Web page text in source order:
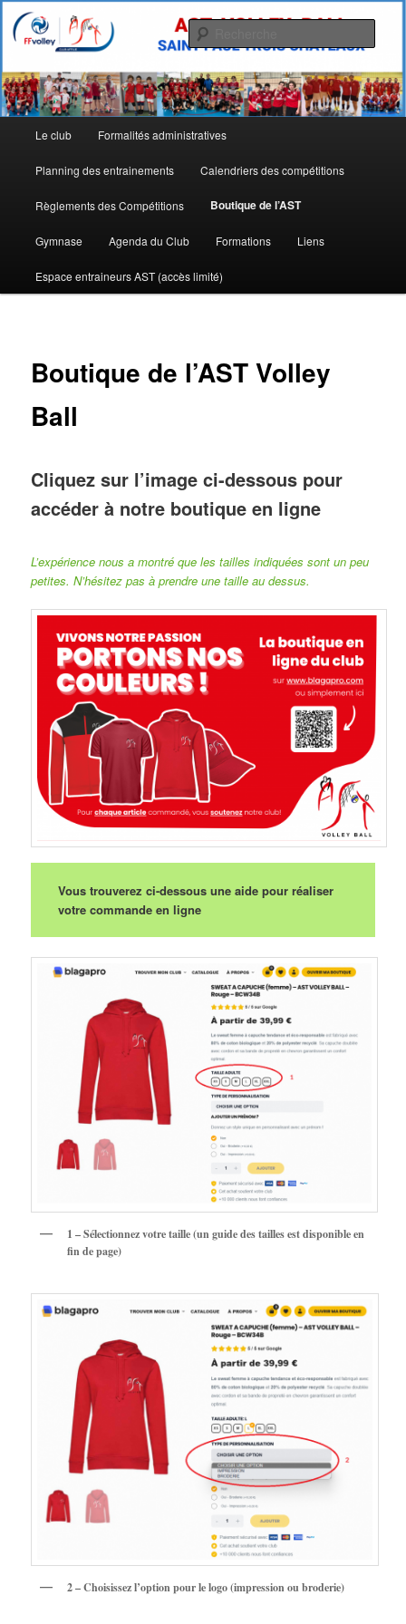
Aller
contenu
Site de l'Association Sportive
Tricastine de Volley Ball
Allez l'AST
principal
Le club Formalités administratives
Planning des entrainements Calendriers des compétitions
Règlements des Compétitions Boutique de l’AST
Gymnase Agenda du Club Formations Liens
Espace entraineurs AST (accès limité)
Boutique de l’AST Volley
Ball
Cliquez sur l’image ci-dessous pour
accéder à notre boutique en ligne
L’expérience nous a montré que les tailles indiquées sont un peu
petites. N’hésitez pas à prendre une taille au dessus.
Vous trouverez ci-dessous une aide pour réaliser
votre commande en ligne
1 – Sélectionnez votre taille (un guide des tailles est disponible en
fin de page)
2 – Choisissez l’option pour le logo (impression ou broderie)